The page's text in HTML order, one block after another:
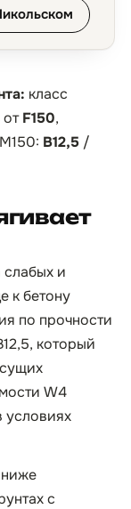
класс
отF150,
B12,5 /
и
к бетону
по прочности
который
W4
условиях
с